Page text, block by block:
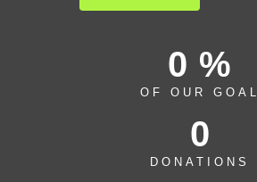
0 %
OF OUR GOAL
0
DONATIONS